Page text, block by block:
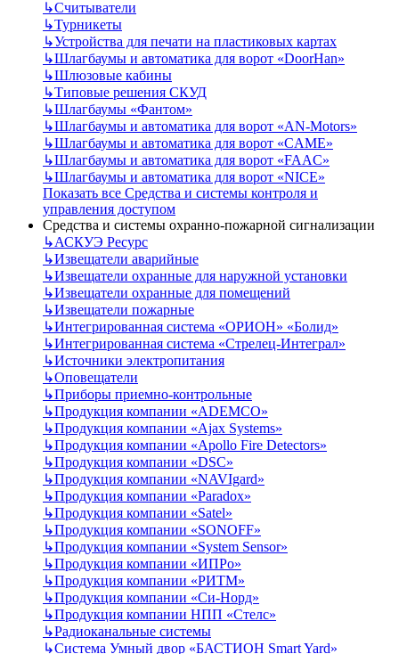
↳Считыватели
↳Турникеты
↳Устройства для печати на пластиковых картах
↳Шлагбаумы и автоматика для ворот «DoorHan»
↳Шлюзовые кабины
↳Типовые решения СКУД
↳Шлагбаумы «Фантом»
↳Шлагбаумы и автоматика для ворот «AN-Motors»
↳Шлагбаумы и автоматика для ворот «CAME»
↳Шлагбаумы и автоматика для ворот «FAAC»
↳Шлагбаумы и автоматика для ворот «NICE»
Показать все Средства и системы контроля и
управления доступом
Средства и системы охранно-пожарной сигнализации
↳АСКУЭ Ресурс
↳Извещатели аварийные
↳Извещатели охранные для наружной установки
↳Извещатели охранные для помещений
↳Извещатели пожарные
↳Интегрированная система «ОРИОН» «Болид»
↳Интегрированная система «Стрелец-Интеграл»
↳Источники электропитания
↳Оповещатели
↳Приборы приемно-контрольные
↳Продукция компании «ADEMCO»
↳Продукция компании «Ajax Systems»
↳Продукция компании «Apollo Fire Detectors»
↳Продукция компании «DSC»
↳Продукция компании «NAVIgard»
↳Продукция компании «Paradox»
↳Продукция компании «Satel»
↳Продукция компании «SONOFF»
↳Продукция компании «System Sensor»
↳Продукция компании «ИПРо»
↳Продукция компании «РИТМ»
↳Продукция компании «Си-Норд»
↳Продукция компании НПП «Стелс»
↳Радиоканальные системы
↳Система Умный двор «БАСТИОН Smart Yard»